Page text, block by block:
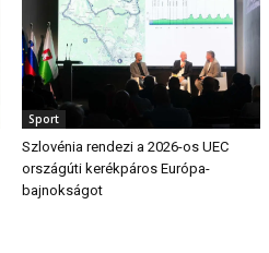
Sport
Szlovénia rendezi a 2026-os UEC
országúti kerékpáros Európa-
bajnokságot